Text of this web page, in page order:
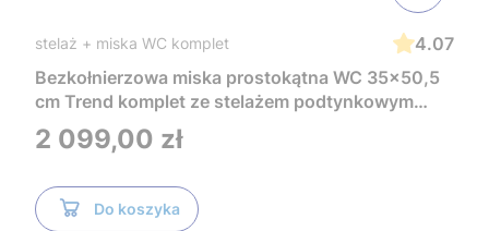
stelaż + miska WC komplet
4.07
Bezkołnierzowa miska prostokątna WC 35x50,5
cm Trend komplet ze stelażem podtynkowym
Tece i czarnym przyciskiem TeceNow
TR2216+Tece
Cena
2 099,00 zł
Do koszyka